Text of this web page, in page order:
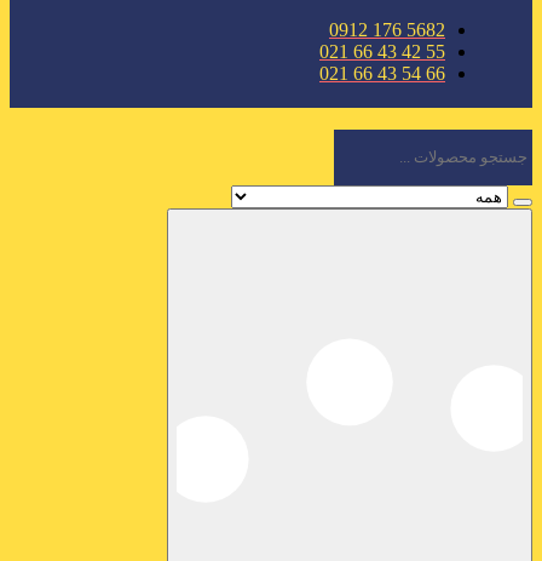
5682 176 0912
55 42 43 66 021
66 54 43 66 021